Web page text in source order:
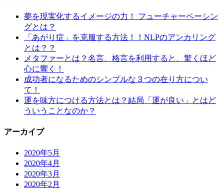
夢を現実化するイメージの力！ フューチャーペーシン
グとは？
「あがり症」を克服する方法！！NLPのアンカリング
とは？？
メタファーとは？名言、格言を利用すると、驚くほど
心に響く！
成功者になるためのシンプルな３つの在り方につい
て！
運を味方につける方法とは？結局「運が良い」とはど
ういうことなのか？
アーカイブ
2020年5月
2020年4月
2020年3月
2020年2月